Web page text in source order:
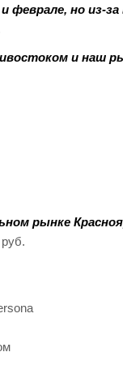
феврале, но из-
и наш
рынке